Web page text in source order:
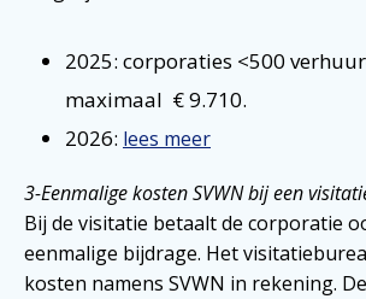
2025: corporaties <500
maximaal € 9.710.
2026: lees meer
3-Eenmalige kosten SVWN bij een
Bij de visitatie betaalt de corporatie
eenmalige bijdrage. Het
kosten namens SVWN in rekening.